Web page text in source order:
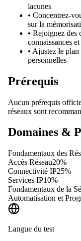
lacunes
• Concentrez-
sur la
• Rejoignez des
connaissances
• Ajustez le plan
personnelles
Prérequis
Aucun prérequis
réseaux sont
Domaines &
Fondamentaux des
Accès Réseau20%
Connectivité IP25%
Services IP10%
Fondamentaux de la
Automatisation et
Langue du test